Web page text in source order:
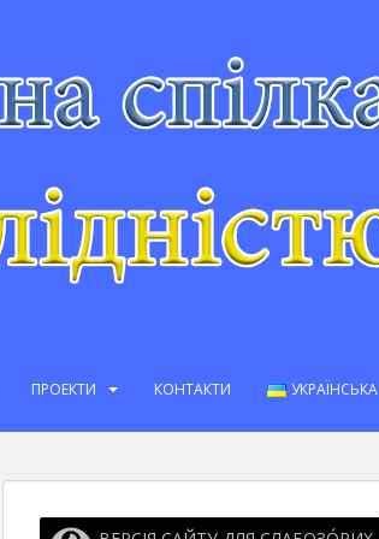
ПРОЕКТИ КОНТАКТИ УКРАЇНСЬКА